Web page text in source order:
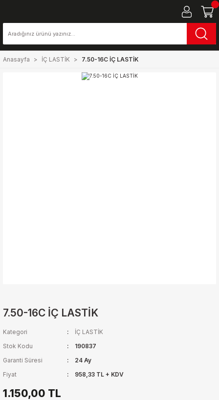
Anasayfa İÇ LASTİK 7.50-16C İÇ LASTİK
7.50-16C İÇ LASTİK
Kategori
İÇ LASTİK
Stok Kodu
190837
Garanti Süresi
24 Ay
Fiyat
958,33 TL + KDV
1.150,00 TL